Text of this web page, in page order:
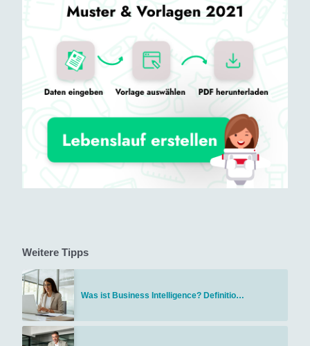
Weitere Tipps
Was ist Business Intelligence? Definitio…